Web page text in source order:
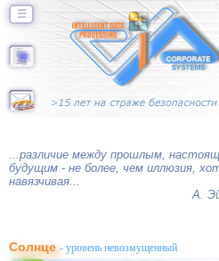
☰
...различие между прошлым,
будущим - не более, чем иллюзия,
навязчивая...
А.
Солнце- уровень невозмущенный